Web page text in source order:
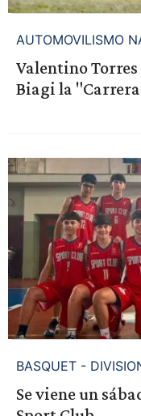
AUTOMOVILISMO
Valentino
Biagi la
BASQUET -
Se viene un